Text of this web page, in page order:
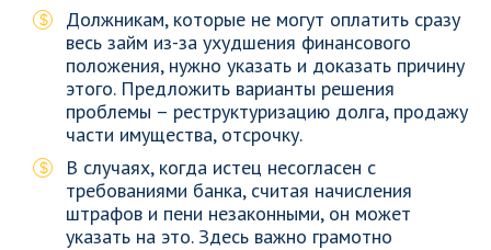
Должникам, которые не могут оплатить сразу
весь займ из-за ухудшения финансового
положения, нужно указать и доказать причину
этого. Предложить варианты решения
проблемы – реструктуризацию долга, продажу
части имущества, отсрочку.
В случаях, когда истец несогласен с
требованиями банка, считая начисления
штрафов и пени незаконными, он может
указать на это. Здесь важно грамотно